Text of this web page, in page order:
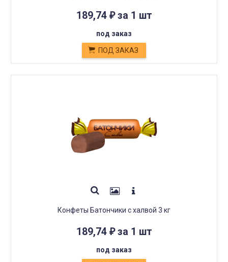
189,74 ₽за 1 шт
под заказ
ПОД ЗАКАЗ
Конфеты Батончики с халвой 3 кг
189,74 ₽за 1 шт
под заказ